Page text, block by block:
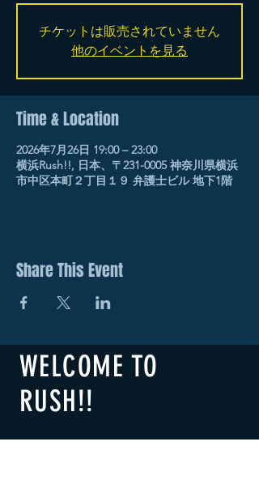
チケットは販売されていません
他のイベントを見る
Time & Location
2026年7月26日 19:00 – 23:00
横浜Rush!!, 日本、〒231-0005 神奈川県横浜
市中区本町２丁目１９ 弁護士ビル 地下1階
Share This Event
WELCOME TO
RUSH!!